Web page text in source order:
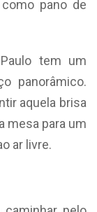
pano de
tem um
panorâmico.
aquela brisa
mesa para um
ar livre.